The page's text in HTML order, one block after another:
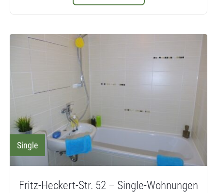
Single
Fritz-Heckert-Str. 52 – Single-Wohnungen